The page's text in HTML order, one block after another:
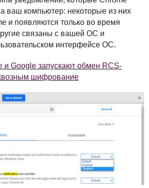
ваш компьютер: некоторые из них
и появляются только во время
связаны с вашей ОС и
интерфейсе ОС.
и Google запускают обмен RCS-
шифрование